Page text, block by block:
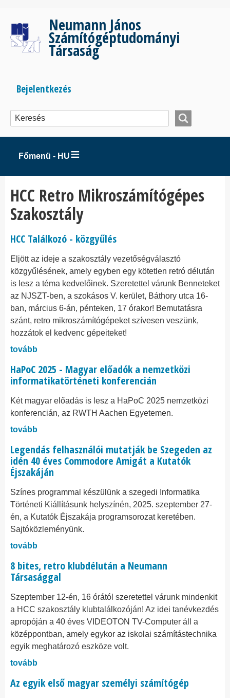
tartalomra
Neumann János
Számítógéptudományi
Társaság
Bejelentkezés
menüje
Bejelentkezés
Főmenü - HU
HCC Retro Mikroszámítógépes
Szakosztály
HCC Találkozó - közgyűlés
Eljött az ideje a szakosztály vezetőségválasztó
közgyűlésének, amely egyben egy kötetlen retró délután
is lesz a téma kedvelőinek. Szeretettel várunk Benneteket
az NJSZT-ben, a szokásos V. kerület, Báthory utca 16-
ban, március 6-án, pénteken, 17 órakor! Bemutatásra
szánt, retro mikroszámítógépeket szívesen veszünk,
hozzátok el kedvenc gépeiteket!
tovább
HaPoC 2025 - Magyar előadók a nemzetközi
informatikatörténeti konferencián
Két magyar előadás is lesz a HaPoC 2025 nemzetközi
konferencián, az RWTH Aachen Egyetemen.
tovább
Legendás felhasználói mutatják be Szegeden az
idén 40 éves Commodore Amigát a Kutatók
Éjszakáján
Színes programmal készülünk a szegedi Informatika
Történeti Kiállításunk helyszínén, 2025. szeptember 27-
én, a Kutatók Éjszakája programsorozat keretében.
Sajtóközleményünk.
tovább
8 bites, retro klubdélután a Neumann
Társasággal
Szeptember 12-én, 16 órától szeretettel várunk mindenkit
a HCC szakosztály klubtalálkozóján! Az idei tanévkezdés
apropóján a 40 éves VIDEOTON TV-Computer áll a
középpontban, amely egykor az iskolai számítástechnika
egyik meghatározó eszköze volt.
tovább
Az egyik első magyar személyi számítógép